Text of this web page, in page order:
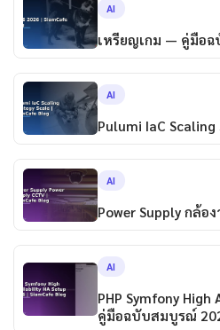
AI
เหรียญเกม — คู่มือ
AI
Pulumi IaC
AI
Power Supply กล้อ
AI
PHP Symfony
คู่มือฉบับสมบูรณ์